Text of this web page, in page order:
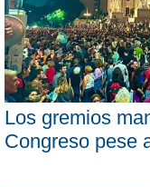
Los gremios
Congreso pese